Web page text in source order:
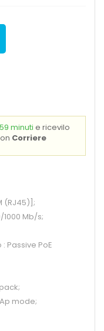
minuti e ricevilo
Corriere
(RJ45)];
1000 Mb/s;
Passive PoE
mode;